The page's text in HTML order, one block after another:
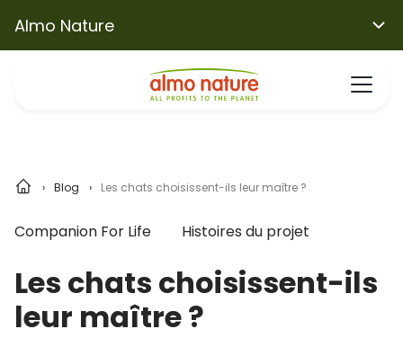
Almo Nature
Blog Les chats choisissent-ils leur maître ?
Companion For Life Histoires du projet
Les chats choisissent-ils
leur maître ?